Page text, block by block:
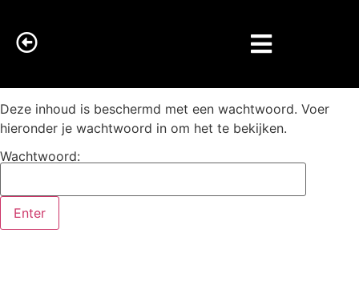
Deze inhoud is beschermd met een wachtwoord. Voer
hieronder je wachtwoord in om het te bekijken.
Wachtwoord: